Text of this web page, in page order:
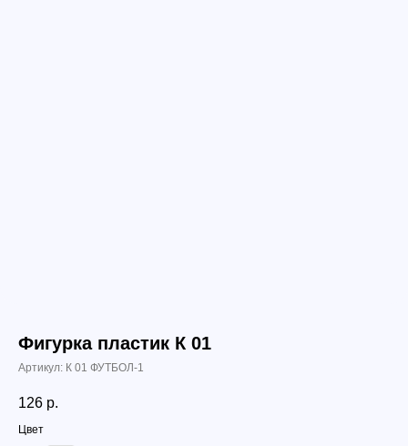
Фигурка пластик К 01
Артикул: К 01 ФУТБОЛ-1
126 р.
Цвет